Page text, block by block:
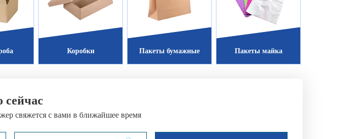
Коробки Пакеты бумажные Пакеты майка
сейчас
свяжется с вами в ближайшее время